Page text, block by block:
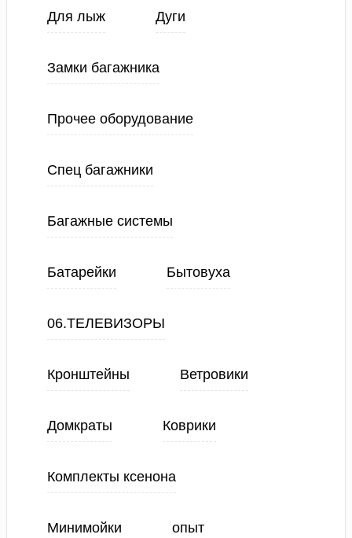
Для лыж Дуги
Замки багажника
Прочее оборудование
Спец багажники
Багажные системы
Батарейки Бытовуха
06.ТЕЛЕВИЗОРЫ
Кронштейны Ветровики
Домкраты Коврики
Комплекты ксенона
Минимойки опыт